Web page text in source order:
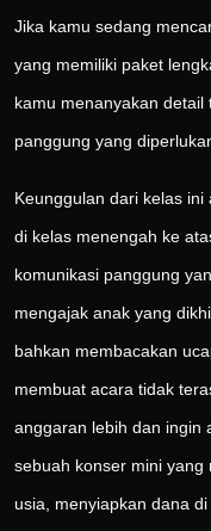
Jika kamu sedang
yang memiliki paket
kamu menanyakan
panggung yang
Keunggulan dari kelas
di kelas menengah ke
komunikasi panggung
mengajak anak yang
bahkan membacakan
membuat acara tidak
anggaran lebih dan ingin
sebuah konser mini yang
usia, menyiapkan dana